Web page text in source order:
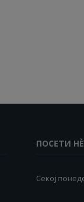
ПОСЕТИ
Секој